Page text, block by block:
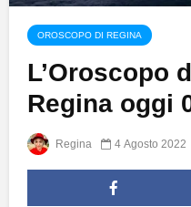
OROSCOPO DI REGINA
L’Oroscopo
Regina oggi
Regina 4 Agosto 2022